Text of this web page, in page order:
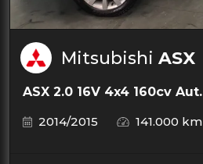
Mitsubishi ASX
ASX 2.0 16V 4x4 160cv Aut.
2014/2015
141.000 km